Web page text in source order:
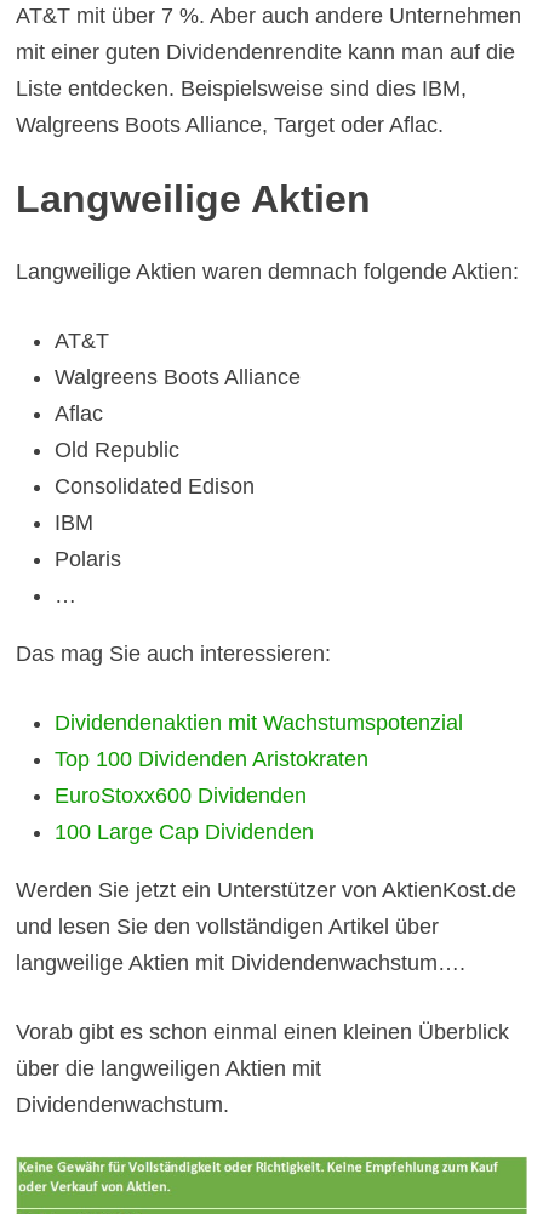
AT&T mit über 7 %. Aber auch andere Unternehmen
mit einer guten Dividendenrendite kann man auf die
Liste entdecken. Beispielsweise sind dies IBM,
Walgreens Boots Alliance, Target oder Aflac.
Langweilige Aktien
Langweilige Aktien waren demnach folgende Aktien:
AT&T
Walgreens Boots Alliance
Aflac
Old Republic
Consolidated Edison
IBM
Polaris
…
Das mag Sie auch interessieren:
Dividendenaktien mit Wachstumspotenzial
Top 100 Dividenden Aristokraten
EuroStoxx600 Dividenden
100 Large Cap Dividenden
Werden Sie jetzt ein Unterstützer von AktienKost.de
und lesen Sie den vollständigen Artikel über
langweilige Aktien mit Dividendenwachstum….
Vorab gibt es schon einmal einen kleinen Überblick
über die langweiligen Aktien mit
Dividendenwachstum.